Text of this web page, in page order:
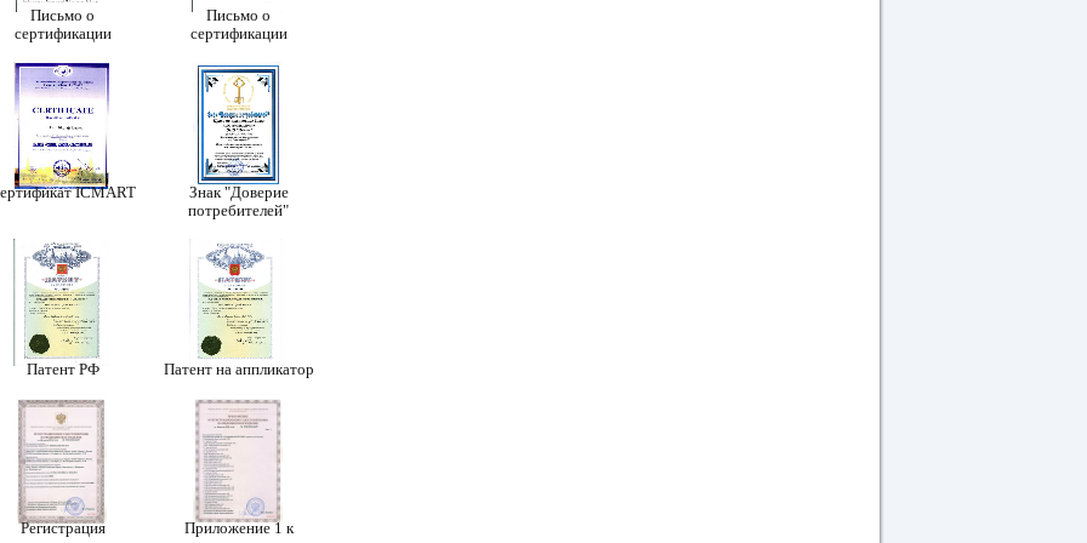
Письмо о
сертификации
Письмо о
сертификации
ICMART
Знак "Доверие
потребителей"
Патент РФ Патент на аппликатор
Регистрация
Приложение 1 к